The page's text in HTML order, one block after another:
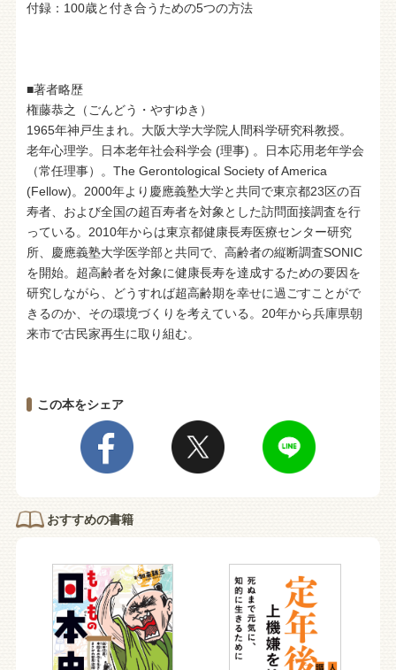
付録：100歳と付き合うための5つの方法
■著者略歴
権藤恭之（ごんどう・やすゆき）
1965年神戸生まれ。大阪大学大学院人間科学研究科教授。
老年心理学。日本老年社会科学会 (理事) 。日本応用老年学会
（常任理事）。The Gerontological Society of America
(Fellow)。2000年より慶應義塾大学と共同で東京都23区の百
寿者、および全国の超百寿者を対象とした訪問面接調査を行
っている。2010年からは東京都健康長寿医療センター研究
所、慶應義塾大学医学部と共同で、高齢者の縦断調査SONIC
を開始。超高齢者を対象に健康長寿を達成するための要因を
研究しながら、どうすれば超高齢期を幸せに過ごすことがで
きるのか、その環境づくりを考えている。20年から兵庫県朝
来市で古民家再生に取り組む。
この本をシェア
おすすめの書籍